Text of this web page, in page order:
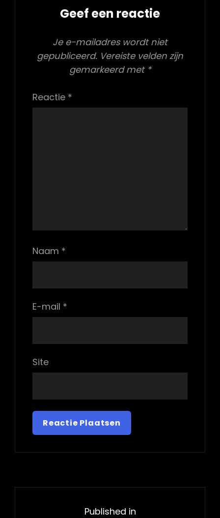
Geef een reactie
Je e-mailadres wordt niet
gepubliceerd. Vereiste velden zijn
gemarkeerd met *
Reactie *
Naam *
E-mail *
Site
Published in